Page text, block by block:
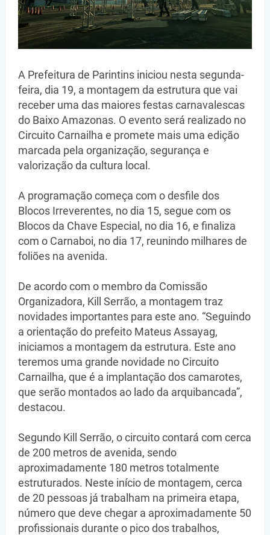
A Prefeitura de Parintins iniciou nesta segunda-
feira, dia 19, a montagem da estrutura que vai
receber uma das maiores festas carnavalescas
do Baixo Amazonas. O evento será realizado no
Circuito Carnailha e promete mais uma edição
marcada pela organização, segurança e
valorização da cultura local.
A programação começa com o desfile dos
Blocos Irreverentes, no dia 15, segue com os
Blocos da Chave Especial, no dia 16, e finaliza
com o Carnaboi, no dia 17, reunindo milhares de
foliões na avenida.
De acordo com o membro da Comissão
Organizadora, Kill Serrão, a montagem traz
novidades importantes para este ano. “Seguindo
a orientação do prefeito Mateus Assayag,
iniciamos a montagem da estrutura. Este ano
teremos uma grande novidade no Circuito
Carnailha, que é a implantação dos camarotes,
que serão montados ao lado da arquibancada”,
destacou.
Segundo Kill Serrão, o circuito contará com cerca
de 200 metros de avenida, sendo
aproximadamente 180 metros totalmente
estruturados. Neste início de montagem, cerca
de 20 pessoas já trabalham na primeira etapa,
número que deve chegar a aproximadamente 50
profissionais durante o pico dos trabalhos,